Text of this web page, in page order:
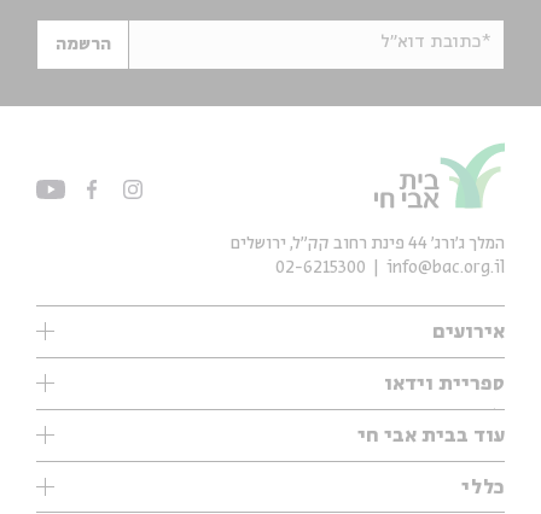
*כתובת דוא"ל הרשמה
אירועים
עיון
אנגלית
נוער
ספריית וידאו
ילדים
מוזיקה
עיון
מיוחדים
עוד בבית אבי חי
תערוכות
מיוחדים
כללי
המלך ג'ורג' 44 פינת רחוב קק״ל, ירושלים
info@bac.org.il
02-6215300